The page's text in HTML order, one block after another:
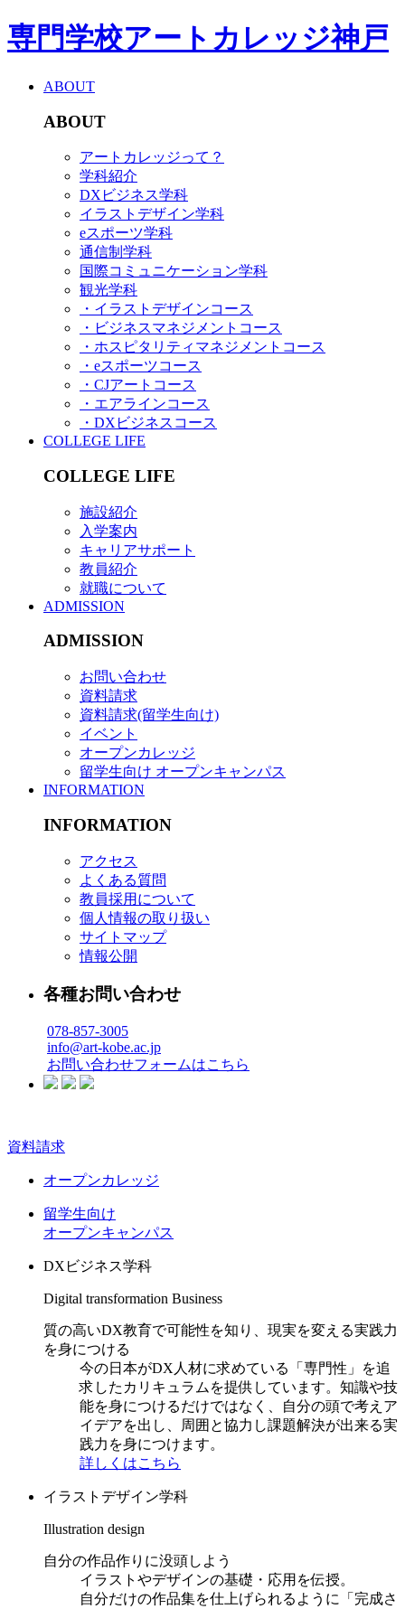
専門学校アートカレッジ神戸
ABOUT
ABOUT
アートカレッジって？
学科紹介
DXビジネス学科
イラストデザイン学科
eスポーツ学科
通信制学科
国際コミュニケーション学科
観光学科
・イラストデザインコース
・ビジネスマネジメントコース
・ホスピタリティマネジメントコース
・eスポーツコース
・CJアートコース
・エアラインコース
・DXビジネスコース
COLLEGE LIFE
COLLEGE LIFE
施設紹介
入学案内
キャリアサポート
教員紹介
就職について
ADMISSION
ADMISSION
お問い合わせ
資料請求
資料請求(留学生向け)
イベント
オープンカレッジ
留学生向け オープンキャンパス
INFORMATION
INFORMATION
アクセス
よくある質問
教員採用について
個人情報の取り扱い
サイトマップ
情報公開
各種お問い合わせ
078-857-3005
info@art-kobe.ac.jp
お問い合わせフォームはこちら
資料請求
オープンカレッジ
留学生向け
オープンキャンパス
DXビジネス学科
Digital transformation Business
質の高いDX教育で可能性を知り、現実を変える実践力
を身につける
今の日本がDX人材に求めている「専門性」を追
求したカリキュラムを提供しています。知識や技
能を身につけるだけではなく、自分の頭で考えア
イデアを出し、周囲と協力し課題解決が出来る実
践力を身につけます。
詳しくはこちら
イラストデザイン学科
Illustration design
自分の作品作りに没頭しよう
イラストやデザインの基礎・応用を伝授。
自分だけの作品集を仕上げられるように「完成さ